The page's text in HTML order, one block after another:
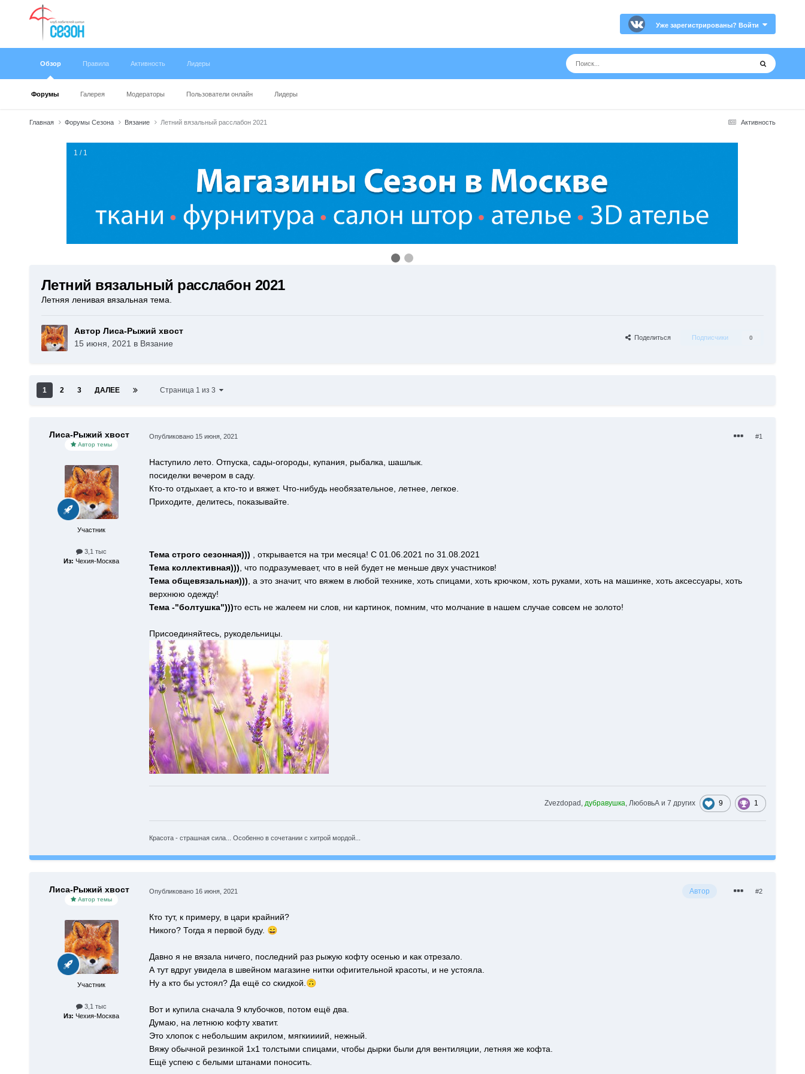
Уже зарегистрированы? Войти
Обзор
Форумы Галерея Модераторы Пользователи онлайн Лидеры
Правила Активность Лидеры
Активность
Главная Форумы Сезона Вязание Летний вязальный расслабон 2021
1 / 1
Летний вязальный расслабон 2021
Летняя ленивая вязальная тема.
Автор Лиса-Рыжий хвост
15 июня, 2021 в Вязание
Поделиться Подписчики 0
1 2 3 ДАЛЕЕ Страница 1 из 3
Лиса-Рыжий хвост
Автор темы
Участник
3,1 тыс
Из: Чехия-Москва
#1
Опубликовано 15 июня, 2021
Наступило лето. Отпуска, сады-огороды, купания, рыбалка, шашлык.
посиделки вечером в саду.
Кто-то отдыхает, а кто-то и вяжет. Что-нибудь необязательное, летнее, легкое.
Приходите, делитесь, показывайте.
Тема строго сезонная))) , открывается на три месяца! С 01.06.2021 по 31.08.2021
Тема коллективная))) , что подразумевает, что в ней будет не меньше двух участников!
Тема общевязальная))) , а это значит, что вяжем в любой технике, хоть спицами, хоть крючком, хоть руками, хоть на машинке, хоть аксессуары, хоть
верхнюю одежду!
Тема -"болтушка")))то есть не жалеем ни слов, ни картинок, помним, что молчание в нашем случае совсем не золото!
Присоединяйтесь, рукодельницы.
Zvezdopad,дубравушка, ЛюбовьА и7 других 9 1
Красота - страшная сила... Особенно в сочетании с хитрой мордой...
Лиса-Рыжий хвост
Автор темы
Участник
3,1 тыс
Из: Чехия-Москва
Автор #2
Опубликовано 16 июня, 2021
Кто тут, к примеру, в цари крайний?
Никого? Тогда я первой буду. 😄
Давно я не вязала ничего, последний раз рыжую кофту осенью и как отрезало.
А тут вдруг увидела в швейном магазине нитки офигительной красоты, и не устояла.
Ну а кто бы устоял? Да ещё со скидкой. 🙃
Вот и купила сначала 9 клубочков, потом ещё два.
Думаю, на летнюю кофту хватит.
Это хлопок с небольшим акрилом, мягкиииий, нежный.
Вяжу обычной резинкой 1х1 толстыми спицами, чтобы дырки были для вентиляции, летняя же кофта.
Ещё успею с белыми штанами поносить.